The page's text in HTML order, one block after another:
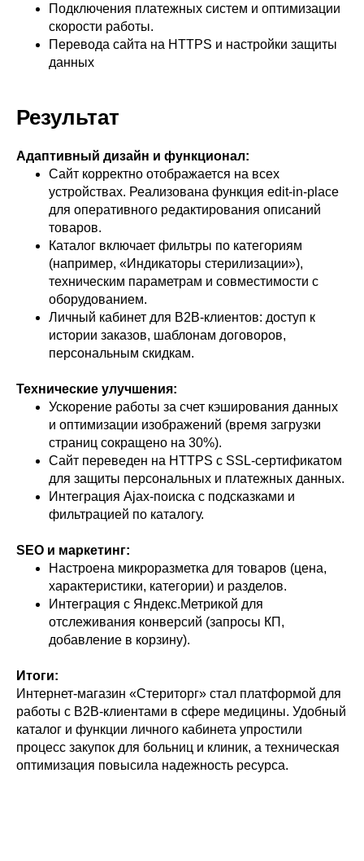
Подключения платежных систем и оптимизации
скорости работы.
Перевода сайта на HTTPS и настройки защиты
данных
Результат
Адаптивный дизайн и функционал:
Сайт корректно отображается на всех
устройствах. Реализована функция edit-in-place
для оперативного редактирования описаний
товаров.
Каталог включает фильтры по категориям
(например, «Индикаторы стерилизации»),
техническим параметрам и совместимости с
оборудованием.
Личный кабинет для B2B-клиентов: доступ к
истории заказов, шаблонам договоров,
персональным скидкам.
Технические улучшения:
Ускорение работы за счет кэширования данных
и оптимизации изображений (время загрузки
страниц сокращено на 30%).
Сайт переведен на HTTPS с SSL-сертификатом
для защиты персональных и платежных данных.
Интеграция Ajax-поиска с подсказками и
фильтрацией по каталогу.
SEO и маркетинг:
Настроена микроразметка для товаров (цена,
характеристики, категории) и разделов.
Интеграция с Яндекс.Метрикой для
отслеживания конверсий (запросы КП,
добавление в корзину).
Итоги:
Интернет-магазин «Стериторг» стал платформой для
работы с B2B-клиентами в сфере медицины. Удобный
каталог и функции личного кабинета упростили
процесс закупок для больниц и клиник, а техническая
оптимизация повысила надежность ресурса.